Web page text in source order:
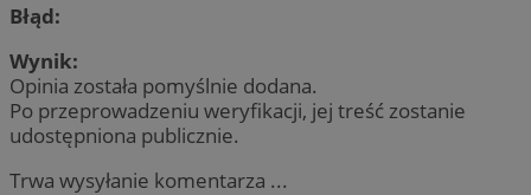
Błąd:
Wynik:
Opinia została pomyślnie dodana.
Po przeprowadzeniu weryfikacji, jej treść zostanie
udostępniona publicznie.
Trwa wysyłanie komentarza ...